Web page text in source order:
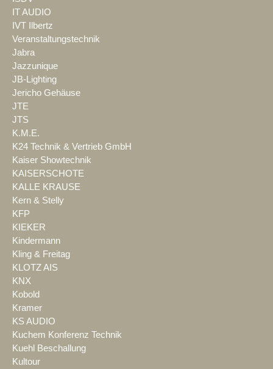
IT AUDIO
IVT Ilbertz
Veranstaltungstechnik
Jabra
Jazzunique
JB-Lighting
Jericho Gehäuse
JTE
JTS
K.M.E.
K24 Technik & Vertrieb GmbH
Kaiser Showtechnik
KAISERSCHOTE
KALLE KRAUSE
Kern & Stelly
KFP
KIEKER
Kindermann
Kling & Freitag
KLOTZ AIS
KNX
Kobold
Kramer
KS AUDIO
Kuchem Konferenz Technik
Kuehl Beschallung
Kultour